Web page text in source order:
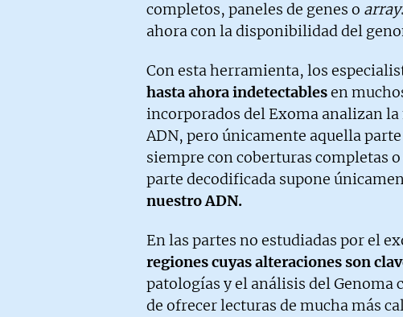
completos, paneles de genes o
ahora con la disponibilidad del
Con esta herramienta, los
hasta ahora indetectablesen
incorporados del Exoma analizan
ADN, pero únicamente aquella
siempre con coberturas completas
parte decodificada supone
nuestro ADN.
En las partes no estudiadas por el
regiones cuyas alteraciones son
patologías y el análisis del
de ofrecer lecturas de mucha más